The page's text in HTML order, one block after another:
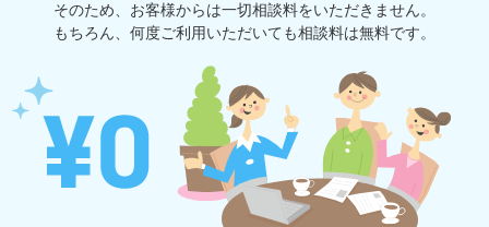
そのため、お客様からは一切相談料をいただきません。
もちろん、何度ご利⽤いただいても相談料は無料です。